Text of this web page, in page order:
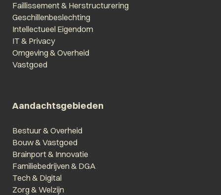
Faillissement & Herstructurering
Geschillenbeslechting
Intellectueel Eigendom
IT & Privacy
Omgeving & Overheid
Vastgoed
Aandachtsgebieden
Bestuur & Overheid
Bouw & Vastgoed
Brainport & Innovatie
Familiebedrijven & DGA
Tech & Digital
Zorg & Welzijn